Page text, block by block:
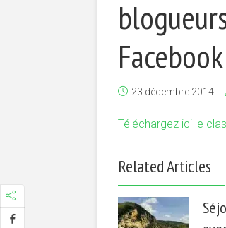
Facebook
23 décembre 2014
Téléchargez ici le
Related Articles